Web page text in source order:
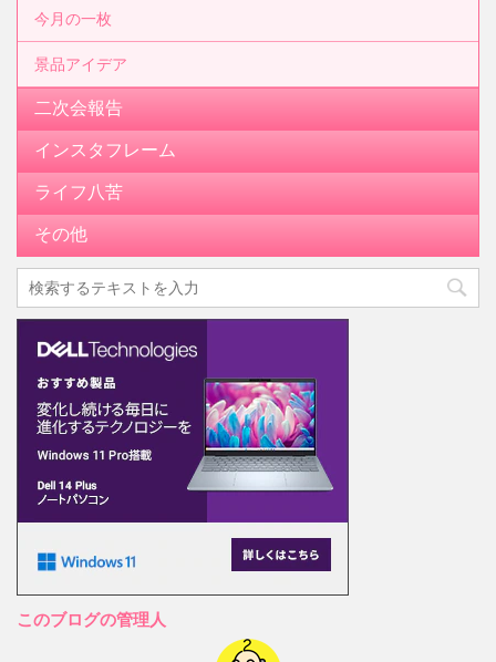
今月の一枚
景品アイデア
二次会報告
インスタフレーム
ライフ八苦
その他
このブログの管理人